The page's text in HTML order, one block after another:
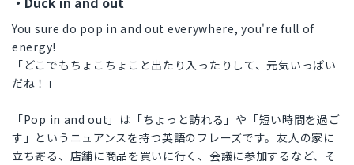
You sure do pop in and out everywhere, you're full of
energy!
「どこでもちょこちょこと出たり入ったりして、元気いっぱい
だね！」
「Pop in and out」は「ちょっと訪れる」や「短い時間を過ご
す」というニュアンスを持つ英語のフレーズです。友人の家に
立ち寄る、店舗に商品を買いに行く、会議に参加するなど、そ